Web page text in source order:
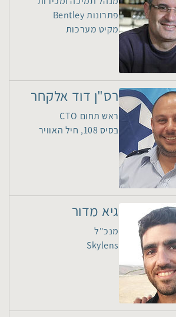
פתרונות Bentley
מקיט מערכות
רס"ן דוד אלקחר
ראש תחום CTO
בסיס 108, חיל האוויר
גיא מדור
מנכ"ל
Skylens